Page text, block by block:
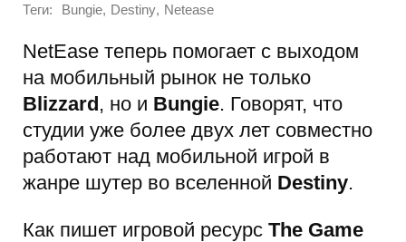
Теги: Bungie, Destiny, Netease
NetEase теперь помогает с выходом
на мобильный рынок не только
Blizzard, но и Bungie. Говорят, что
студии уже более двух лет совместно
работают над мобильной игрой в
жанре шутер во вселенной Destiny.
Как пишет игровой ресурс The Game